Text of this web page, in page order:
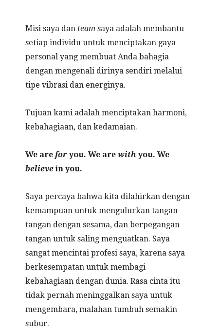
Misi saya dan team saya adalah membantu
setiap individu untuk menciptakan gaya
personal yang membuat Anda bahagia
dengan mengenali dirinya sendiri melalui
tipe vibrasi dan energinya.
Tujuan kami adalah menciptakan harmoni,
kebahagiaan, dan kedamaian.
We are for you. We arewith you. We
believe in you.
Saya percaya bahwa kita dilahirkan dengan
kemampuan untuk mengulurkan tangan
tangan dengan sesama, dan berpegangan
tangan untuk saling menguatkan. Saya
sangat mencintai profesi saya, karena saya
berkesempatan untuk membagi
kebahagiaan dengan dunia. Rasa cinta itu
tidak pernah meninggalkan saya untuk
mengembara, malahan tumbuh semakin
subur.